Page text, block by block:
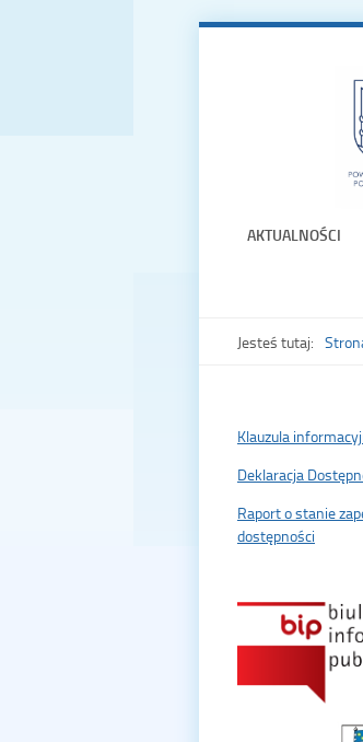
AKTUALNOŚCI
Jesteś tutaj:
Klauzula
Deklaracja
Raport o stanie
dostępności